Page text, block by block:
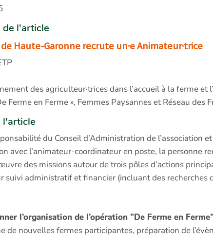
de l'article
de Haute-Garonne recrute un·e Animateur·trice
des agriculteur·trices dans l’accueil à la ferme et
Ferme en Ferme », Femmes Paysannes et Réseau des
l'article
du Conseil d’Administration de l’association
avec l’animateur-coordinateur en poste, la personne
des missions autour de trois pôles d’actions
suivi administratif et financier (incluant des recherches
l’organisation de l’opération ”De Ferme en
de nouvelles fermes participantes, préparation de